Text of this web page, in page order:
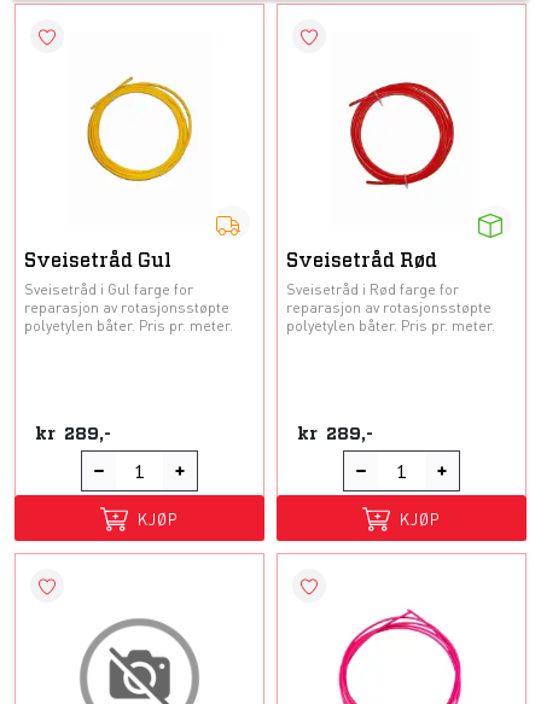
Sveisetråd Gul
Sveisetråd i Gul farge for
reparasjon av rotasjonsstøpte
polyetylen båter. Pris pr. meter.
kr 289,-
KJØP
Sveisetråd Rød
Sveisetråd i Rød farge for
reparasjon av rotasjonsstøpte
polyetylen båter. Pris pr. meter.
kr 289,-
KJØP